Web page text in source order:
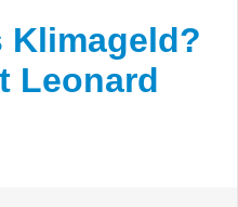
Klimageld?
Leonard